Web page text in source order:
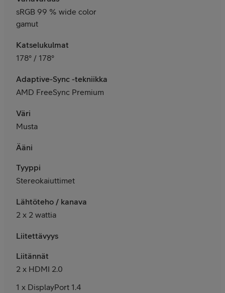
sRGB 99 % wide color
gamut
Katselukulmat
178° / 178°
Adaptive-Sync -tekniikka
AMD FreeSync Premium
Väri
Musta
Ääni
Tyyppi
Stereokaiuttimet
Lähtöteho / kanava
2 x 2 wattia
Liitettävyys
Liitännät
2 x HDMI 2.0
1 x DisplayPort 1.4